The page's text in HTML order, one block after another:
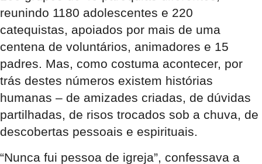
reunindo 1180 adolescentes e 220
catequistas, apoiados por mais de uma
centena de voluntários, animadores e 15
padres. Mas, como costuma acontecer, por
trás destes números existem histórias
humanas – de amizades criadas, de dúvidas
partilhadas, de risos trocados sob a chuva, de
descobertas pessoais e espirituais.
“Nunca fui pessoa de igreja”, confessava a